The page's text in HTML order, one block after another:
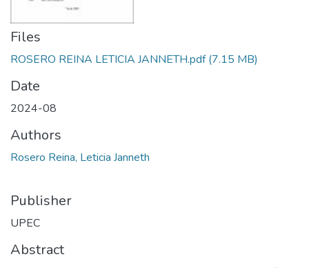
Files
ROSERO REINA LETICIA JANNETH.pdf(7.15 MB)
Date
2024-08
Authors
Rosero Reina, Leticia Janneth
Publisher
UPEC
Abstract